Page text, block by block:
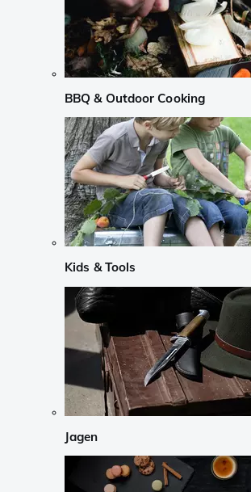
BBQ & Outdoor Cooking
Kids & Tools
Jagen